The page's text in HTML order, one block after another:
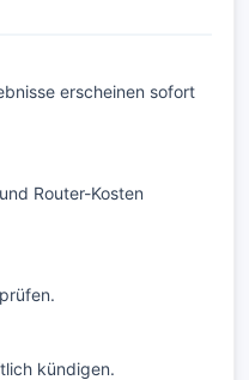
erscheinen sofort
Router-Kosten
kündigen.